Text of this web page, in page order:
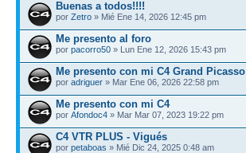
Buenas a todos!!!!
por Zetro » Mié Ene 14, 2026 12:45 pm
Me presento al foro
por pacorro50 » Lun Ene 12, 2026 15:43 pm
Me presento con mi C4 Grand Picasso
por adriguer » Mar Ene 06, 2026 22:58 pm
Me presento con mi C4
por Afondoc4 » Mar Mar 07, 2023 19:22 pm
C4 VTR PLUS - Vigués
por petaboas » Mié Dic 24, 2025 0:48 am